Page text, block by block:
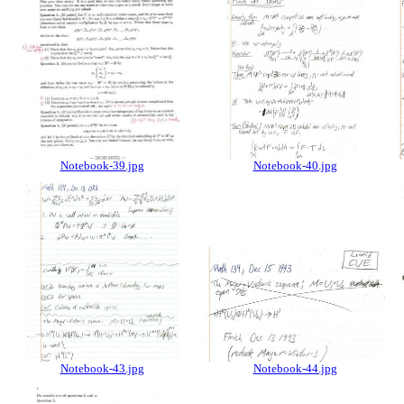
Notebook-39.jpg Notebook-40.jpg
Notebook-43.jpg Notebook-44.jpg